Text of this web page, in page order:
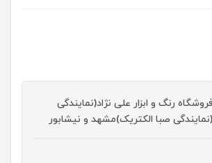
رنگ و ابزار علی نژاد(نمایندگی
صبا الکتریک)مشهد و نیشابور